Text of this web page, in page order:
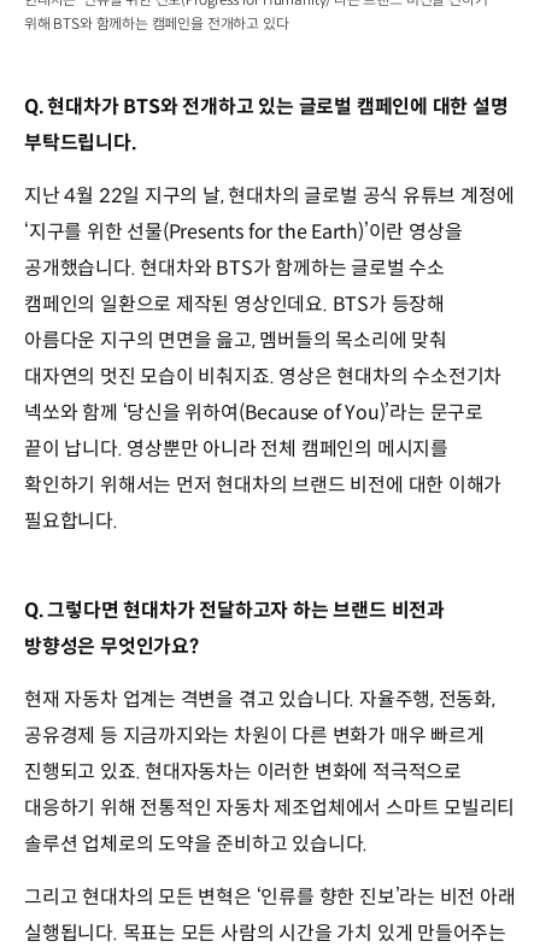
위해 BTS와 함께하는 캠페인을 전개하고 있다
Q. 현대차가 BTS와 전개하고 있는 글로벌 캠페인에 대한 설명
부탁드립니다.
지난 4월 22일 지구의 날, 현대차의 글로벌 공식 유튜브 계정에
‘지구를 위한 선물(Presents for the Earth)’이란 영상을
공개했습니다. 현대차와 BTS가 함께하는 글로벌 수소
캠페인의 일환으로 제작된 영상인데요. BTS가 등장해
아름다운 지구의 면면을 읊고, 멤버들의 목소리에 맞춰
대자연의 멋진 모습이 비춰지죠. 영상은 현대차의 수소전기차
넥쏘와 함께 ‘당신을 위하여(Because of You)’라는 문구로
끝이 납니다. 영상뿐만 아니라 전체 캠페인의 메시지를
확인하기 위해서는 먼저 현대차의 브랜드 비전에 대한 이해가
필요합니다.
Q. 그렇다면 현대차가 전달하고자 하는 브랜드 비전과
방향성은 무엇인가요?
현재 자동차 업계는 격변을 겪고 있습니다. 자율주행, 전동화,
공유경제 등 지금까지와는 차원이 다른 변화가 매우 빠르게
진행되고 있죠. 현대자동차는 이러한 변화에 적극적으로
대응하기 위해 전통적인 자동차 제조업체에서 스마트 모빌리티
솔루션 업체로의 도약을 준비하고 있습니다.
그리고 현대차의 모든 변혁은 ‘인류를 향한 진보’라는 비전 아래
실행됩니다. 목표는 모든 사람의 시간을 가치 있게 만들어주는